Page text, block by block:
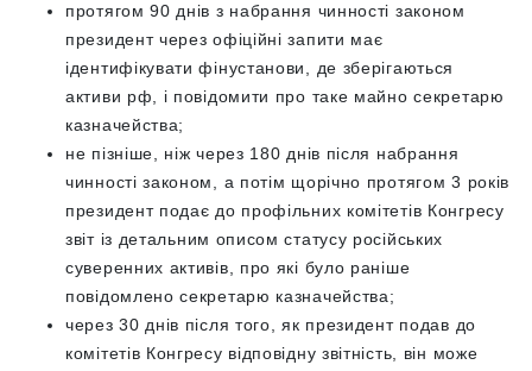
протягом 90 днів з набрання чинності законом
президент через офіційні запити має
ідентифікувати фінустанови, де зберігаються
активи рф, і повідомити про таке майно секретарю
казначейства;
не пізніше, ніж через 180 днів після набрання
чинності законом, а потім щорічно протягом 3 років
президент подає до профільних комітетів Конгресу
звіт із детальним описом статусу російських
суверенних активів, про які було раніше
повідомлено секретарю казначейства;
через 30 днів після того, як президент подав до
комітетів Конгресу відповідну звітність, він може